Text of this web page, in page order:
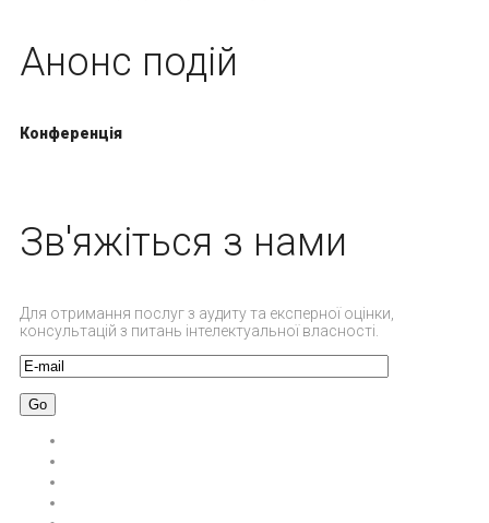
Анонс подій
Конференція
Зв'яжіться з нами
Для отримання послуг з аудиту та експерної оцінки,
консультацій з питань інтелектуальної власності.